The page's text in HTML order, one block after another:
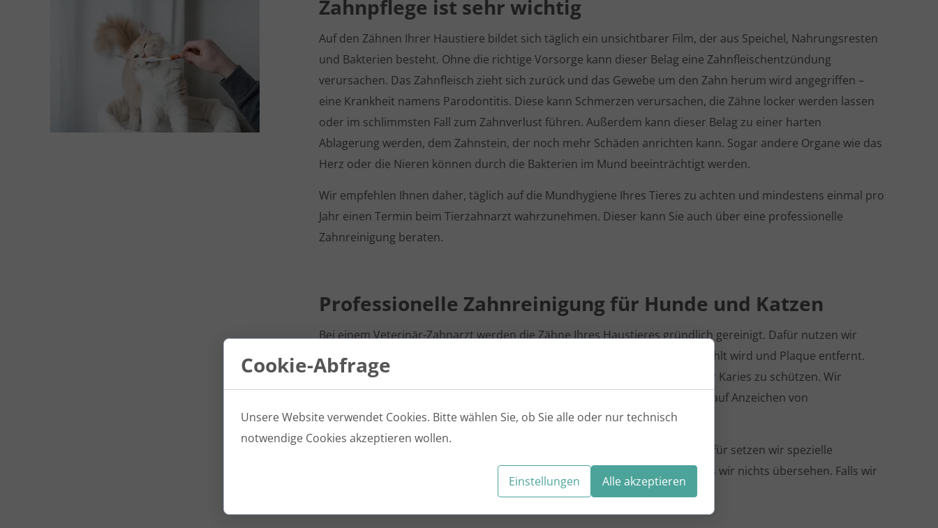
Zahnpflege ist sehr wichtig
Auf den Zähnen Ihrer Haustiere bildet sich täglich ein unsichtbarer Film, der aus Speichel, Nahrungsresten
und Bakterien besteht. Ohne die richtige Vorsorge kann dieser Belag eine Zahnfleischentzündung
verursachen. Das Zahnfleisch zieht sich zurück und das Gewebe um den Zahn herum wird angegriffen –
eine Krankheit namens Parodontitis. Diese kann Schmerzen verursachen, die Zähne locker werden lassen
oder im schlimmsten Fall zum Zahnverlust führen. Außerdem kann dieser Belag zu einer harten
Ablagerung werden, dem Zahnstein, der noch mehr Schäden anrichten kann. Sogar andere Organe wie das
Herz oder die Nieren können durch die Bakterien im Mund beeinträchtigt werden.
Wir empfehlen Ihnen daher, täglich auf die Mundhygiene Ihres Tieres zu achten und mindestens einmal pro
Jahr einen Termin beim Tierzahnarzt wahrzunehmen. Dieser kann Sie auch über eine professionelle
Zahnreinigung beraten.
Professionelle Zahnreinigung für Hunde und Katzen
Bei einem Veterinär-Zahnarzt werden die Zähne Ihres Haustieres gründlich gereinigt. Dafür nutzen wir
spezielle Geräte wie zum Beispiel ein Ultraschallgerät, das mit Wasser gekühlt wird und Plaque entfernt.
Anschließend werden die Zähne poliert und Fluorid aufgetragen, um sie vor Karies zu schützen. Wir
säubern auch den Bereich unterhalb des Zahnfleischs und überprüfen ihn auf Anzeichen von
Erkrankungen.
Teil der Reinigung ist stets eine detaillierte Untersuchung jedes Zahnes. Dafür setzen wir spezielle
Instrumente ein und machen Röntgenaufnahmen, um sicherzustellen, dass wir nichts übersehen. Falls wir
Probleme feststellen, können wir diese gleich behandeln.
Cookie-Abfrage
Unsere Website verwendet Cookies. Bitte wählen Sie, ob Sie alle oder nur technisch
notwendige Cookies akzeptieren wollen.
Einstellungen Alle akzeptieren